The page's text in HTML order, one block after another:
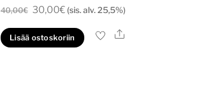
40,00€ Alkuperäinen
hinta
oli:
30,00€Nykyinen
hinta
on:
(sis. alv. 25,5%)
Lisää ostoskoriin Ale